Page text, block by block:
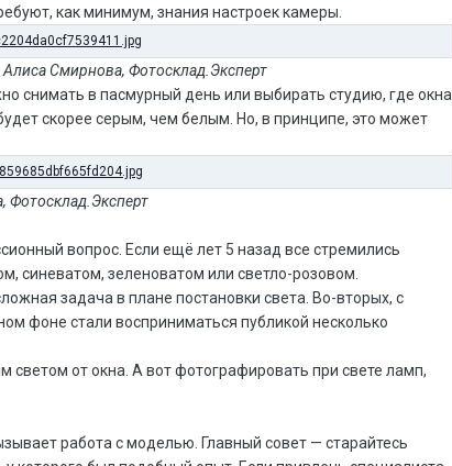
как минимум, знания настроек камеры.
Смирнова, Фотосклад.Эксперт
снимать в пасмурный день или выбирать студию, где окна
скорее серым, чем белым. Но, в принципе, это может
Фотосклад.Эксперт
вопрос. Если ещё лет 5 назад все стремились
синеватом, зеленоватом или светло-розовом.
задача в плане постановки света. Во-вторых, с
фоне стали восприниматься публикой несколько
от окна. А вот фотографировать при свете ламп,
работа с моделью. Главный совет — старайтесь